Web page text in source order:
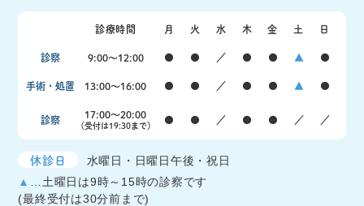
診療時間 月 火 水 木 金 土 日
診察 9:00〜12:00 ● ● ／ ● ● ▲ ●
手術・処置 13:00〜16:00 ● ● ／ ● ● ▲ ●
診察 17:00〜20:00
（受付は19:30まで） ● ● ／ ● ● ／ ／
休診日
水曜日・日曜日午後・祝日
▲
…土曜日は9時～15時の診察です
(最終受付は30分前まで)